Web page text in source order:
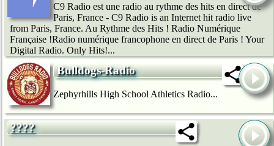
C9 Radio est une radio au rythme des hits en direct de
Paris, France - C9 Radio is an Internet hit radio live
from Paris, France. Au Rythme des Hits ! Radio Numérique
Française !Radio numérique francophone en direct de Paris ! Your
Digital Radio. Only Hits!...
Bulldogs-Radio
Zephyrhills High School Athletics Radio...
????